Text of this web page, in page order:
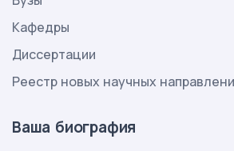
Кафедры
Диссертации
Реестр новых научных
Ваша биография